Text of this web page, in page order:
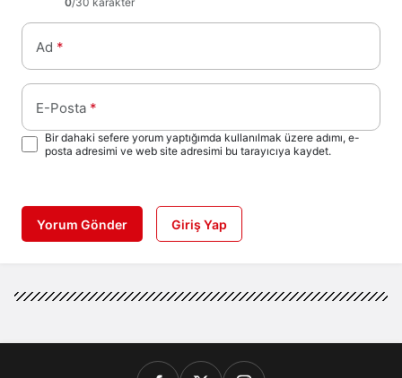
Ad *
E-Posta *
Bir dahaki sefere yorum yaptığımda kullanılmak üzere adımı, e-
posta adresimi ve web site adresimi bu tarayıcıya kaydet.
Yorum Gönder Giriş Yap